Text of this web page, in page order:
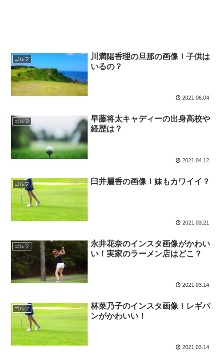
ゴルフ
川満陽香理の旦那の画像！子供は
いるの？
2021.06.04
ゴルフ
早藤将太キャディーの出身高校や
経歴は？
2021.04.12
ゴルフ 臼井麗香の画像！妹もカワイイ？
2021.03.21
ゴルフ
永井花奈のインスタ画像がかわい
い！実家のラーメン店はどこ？
2021.03.14
ゴルフ
林菜乃子のインスタ画像！レギパ
ンがかわいい！
2021.03.14